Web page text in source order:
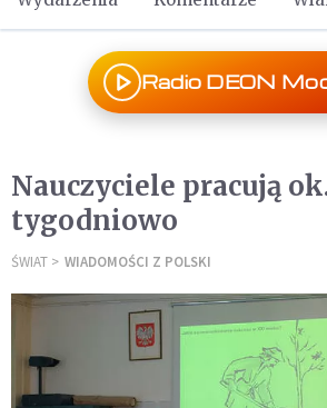
Radio DEON
Nauczyciele pracują
tygodniowo
ŚWIAT WIADOMOŚCI Z POLSKI